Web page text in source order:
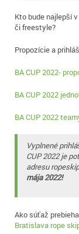
Kto bude najlepší
či freestyle?
Propozície a
BA CUP 2022-
BA CUP 2022
BA CUP 2022
Vyplnené
CUP 2022 je
adresu
mája 2022!
Ako súťaž
Bratislava rope